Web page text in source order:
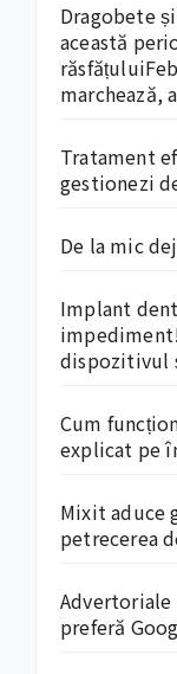
Dragobete
această
marchează,
Tratament
gestionezi
De la mic
Implant
dispozitivul
Cum
explicat pe
Mixit aduce
petrecerea
Advertoriale
preferă